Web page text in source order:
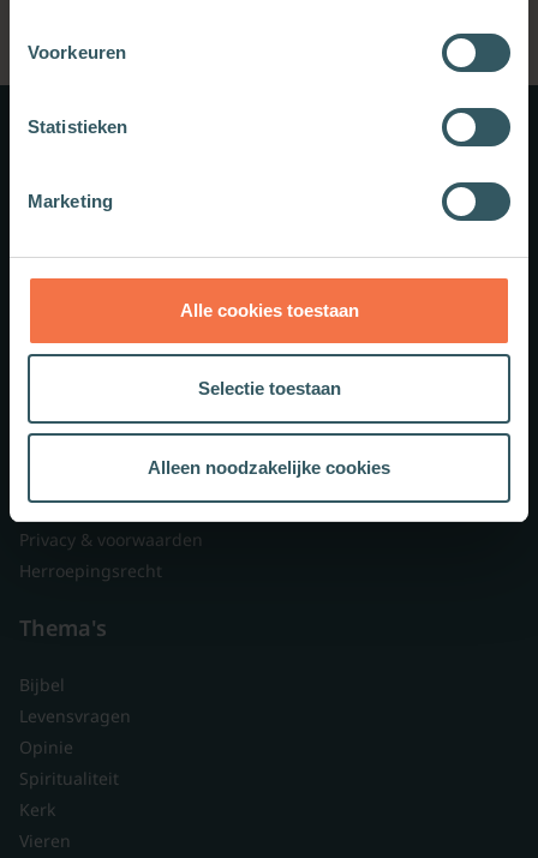
Voorkeuren
Statistieken
Marketing
Alle cookies toestaan
Selectie toestaan
Alleen noodzakelijke cookies
Schrijf je in voor onze nieuwsbrief.
Lid worden
Nieuwsbrieven
Branded content
Privacy & voorwaarden
Herroepingsrecht
Thema's
Bijbel
Levensvragen
Opinie
Spiritualiteit
Kerk
Vieren